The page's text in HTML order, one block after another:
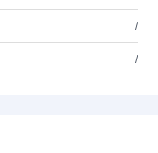
/
/